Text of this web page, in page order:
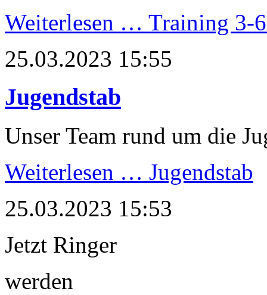
Weiterlesen … Training 3-
25.03.2023 15:55
Jugendstab
Unser Team rund um die
Weiterlesen … Jugendstab
25.03.2023 15:53
Jetzt Ringer
werden